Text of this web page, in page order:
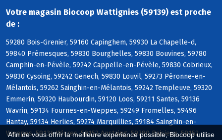
Afin de vous offrir la meilleure expérience possible, Biocoop utilise
Votre magasin Biocoop Wattignies (59139) est proche
de :
59280 Bois-Grenier, 59160 Capinghem, 59930 La Chapelle-d,
59840 Prémesques, 59830 Bourghelles, 59830 Bouvines, 59780
Camphin-en-Pévèle, 59242 Cappelle-en-Pévèle, 59830 Cobrieux,
59830 Cysoing, 59242 Genech, 59830 Louvil, 59273 Péronne-en-
Mélantois, 59262 Sainghin-en-Mélantois, 59242 Templeuve, 59320
Emmerin, 59320 Haubourdin, 59120 Loos, 59211 Santes, 59136
Wavrin, 59134 Fournes-en-Weppes, 59249 Fromelles, 59496
Hantay, 59134 Herlies, 59274 Marquillies, 59184 Sainghin-en-
Weppes, 59134 Wicres, 59152 Anstaing, 59780 Baisieux, 59152